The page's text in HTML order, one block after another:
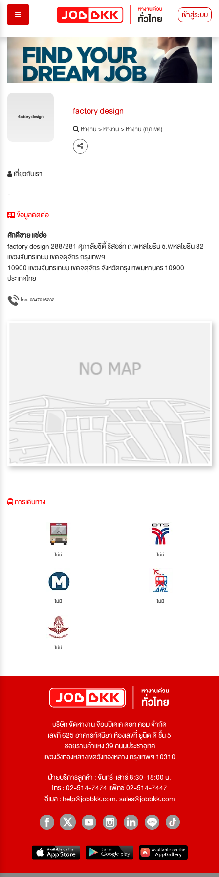
เข้าสู่ระบบ
factory design factory design
หางาน>หางาน>หางาน (ทุกเขต)
เกี่ยวกับเรา
-
ข้อมูลติดต่อ
ศักดิ์ชาย แซ่ฮ่อ
factory design 288/281 ศุภาลัยซิตี้ รีสอร์ท ถ.พหลโยธิน ซ.พหลโยธิน 32
แขวงจันทรเกษม เขตจตุจักร กรุงเทพฯ
10900 แขวงจันทรเกษม เขตจตุจักร จังหวัดกรุงเทพมหานคร 10900
ประเทศไทย
โทร. 0847016232
การเดินทาง
ไม่มี ไม่มี
ไม่มี ไม่มี
ไม่มี
บริษัท จัดหางาน จ๊อบบีเคเค ดอท คอม จำกัด
เลขที่ 625 อาคารทัศนียา ห้องเลขที่ ยูนิต ดี ชั้น 5
ซอยรามคำแหง 39 ถนนประชาอุทิศ
แขวงวังทองหลางเขตวังทองหลาง กรุงเทพฯ 10310
ฝ่ายบริการลูกค้า : จันทร์-เสาร์ 8:30-18:00 น.
โทร : 02-514-7474 แฟ็กซ์ 02-514-7447
อีเมล :help@jobbkk.com,sales@jobbkk.com